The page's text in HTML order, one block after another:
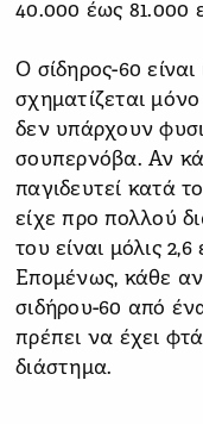
40.000 έως 81.000
Ο σίδηρος-60 είναι
σχηματίζεται
δεν υπάρχουν
σουπερνόβα. Αν
παγιδευτεί κατά
είχε προ πολλού
του είναι μόλις
Επομένως, κάθε
σιδήρου-60 από
πρέπει να έχει
διάστημα.